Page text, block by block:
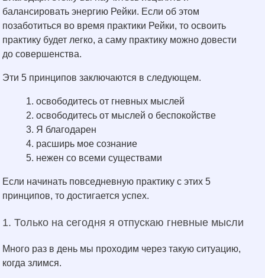
балансировать энергию Рейки. Если об этом
позаботиться во время практики Рейки, то освоить
практику будет легко, а саму практику можно довести
до совершенства.
Эти 5 принципов заключаются в следующем.
освободитесь от гневных мыслей
освободитесь от мыслей о беспокойстве
Я благодарен
расширь мое сознание
нежен со всеми существами
Если начинать повседневную практику с этих 5
принципов, то достигается успех.
1. Только на сегодня я отпускаю гневные мысли
Много раз в день мы проходим через такую ситуацию,
когда злимся.